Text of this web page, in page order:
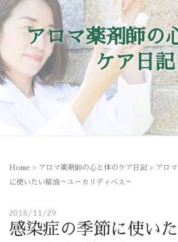
アロマ薬剤師の
ケア日記
Home > アロマ薬剤師の心と体のケア日記 > アロ
に使いたい精油～ユーカリディベス～
2018/11/29
感染症の季節に使い